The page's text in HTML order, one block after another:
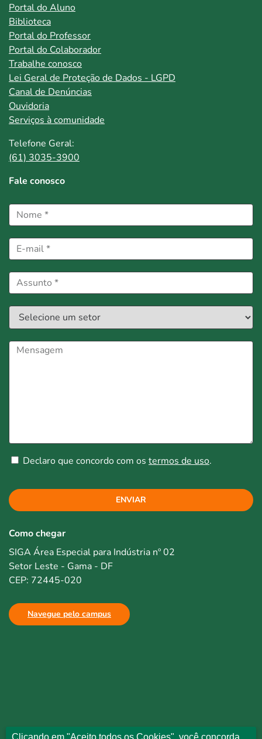
Portal do Aluno
Biblioteca
Portal do Professor
Portal do Colaborador
Trabalhe conosco
Lei Geral de Proteção de Dados - LGPD
Canal de Denúncias
Ouvidoria
Serviços à comunidade
Telefone Geral:
(61) 3035-3900
Fale conosco
Declaro que concordo com os termos de uso.
ENVIAR
Como chegar
SIGA Área Especial para Indústria nº 02
Setor Leste - Gama - DF
CEP: 72445-020
Navegue pelo campus
Clicando em "Aceito todos os Cookies", você concorda